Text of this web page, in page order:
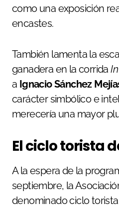
como una exposición
encastes.
También lamenta la
ganadera en la corrida
a Ignacio Sánchez
carácter simbólico e
merecería una mayor
El ciclo torista
A la espera de la
septiembre, la
denominado ciclo